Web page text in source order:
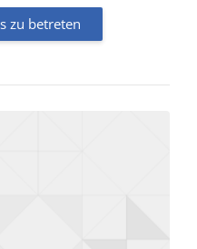
zu betreten